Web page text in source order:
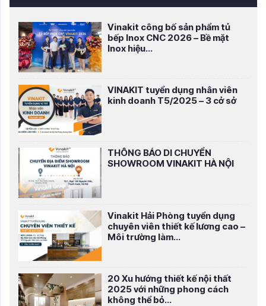
Vinakit công bố sản phẩm tủ
bếp Inox CNC 2026 – Bề mặt
Inox hiệu...
VINAKIT tuyển dụng nhân viên
kinh doanh T5/2025 – 3 cở sở
THÔNG BÁO DI CHUYỂN
SHOWROOM VINAKIT HÀ NỘI
Vinakit Hải Phòng tuyển dụng
chuyên viên thiết kế lương cao –
Môi trường làm...
20 Xu hướng thiết kế nội thất
2025 với những phong cách
không thể bỏ...